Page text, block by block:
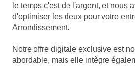
le temps c'est de l'argent, et nous
d'optimiser les deux pour votre
Arrondissement.
Notre offre digitale exclusive est
abordable, mais elle intègre